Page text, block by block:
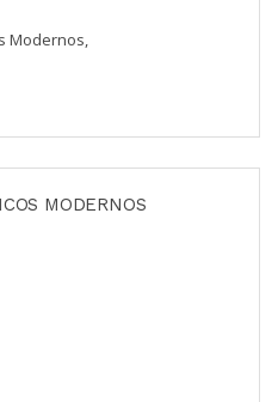
Modernos,
MODERNOS